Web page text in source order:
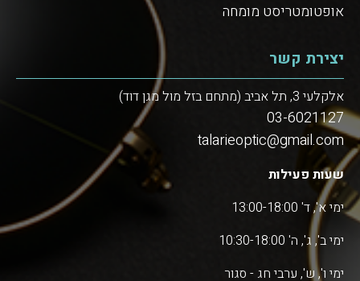
אופטומטריסט מומחה
יצירת קשר
אלקלעי 3, תל אביב (מתחם בזל מול מגן דוד)
03-6021127
talarieoptic@gmail.com
שעות פעילות
ימי א', ד' 13:00-18:00
ימי ב', ג', ה' 10:30-18:00
ימי ו', ש', ערבי חג - סגור